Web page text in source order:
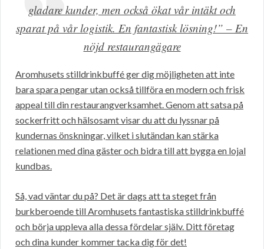
gladare kunder, men också ökat vår intäkt och
sparat på vår logistik. En fantastisk lösning!” – En
nöjd restaurangägare
Aromhusets stilldrinkbuffé ger dig möjligheten att inte
bara spara pengar utan också tillföra en modern och frisk
appeal till din restaurangverksamhet. Genom att satsa på
sockerfritt och hälsosamt visar du att du lyssnar på
kundernas önskningar, vilket i slutändan kan stärka
relationen med dina gäster och bidra till att bygga en lojal
kundbas.
Så, vad väntar du på? Det är dags att ta steget från
burkberoende till Aromhusets fantastiska stilldrinkbuffé
och börja uppleva alla dessa fördelar själv. Ditt företag
och dina kunder kommer tacka dig för det!